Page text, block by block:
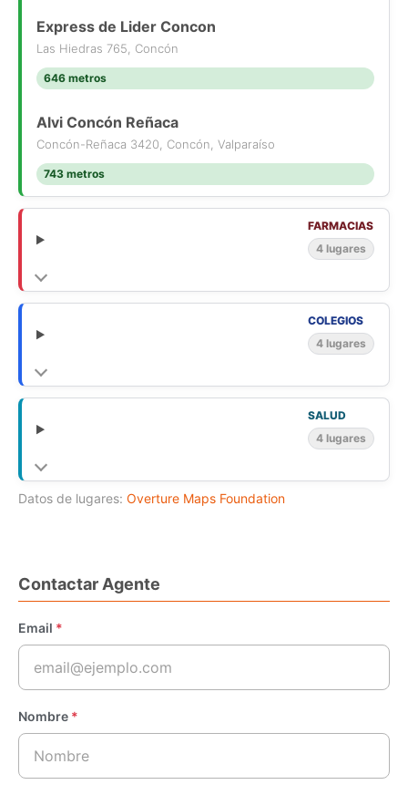
Express de Lider Concon
Las Hiedras 765, Concón
646 metros
Alvi Concón Reñaca
Concón-Reñaca 3420, Concón, Valparaíso
743 metros
FARMACIAS
4 lugares
COLEGIOS
4 lugares
SALUD
4 lugares
Datos de lugares: Overture Maps Foundation
Contactar Agente
Email *
Nombre *